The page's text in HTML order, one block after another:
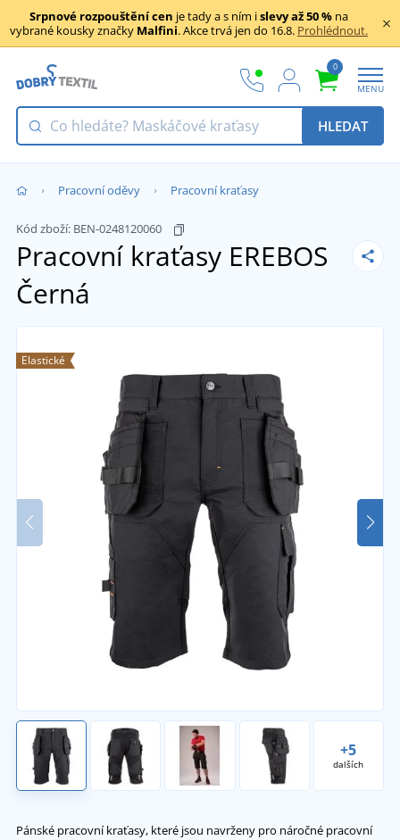
Srpnové rozpouštění cen je tady a s ním islevy až 50 % na
vybrané kousky značky Malfini. Akce trvá jen do 16.8. Prohlédnout.
0
MENU
HLEDAT
Pracovní oděvy Pracovní kraťasy
Kód zboží: BEN-0248120060
Pracovní kraťasy EREBOS
Černá
+5
dalších
Elastické
Pánské pracovní kraťasy, které jsou navrženy pro náročné pracovní